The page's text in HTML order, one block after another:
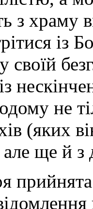
з храму
із
не
(яких
але ще й